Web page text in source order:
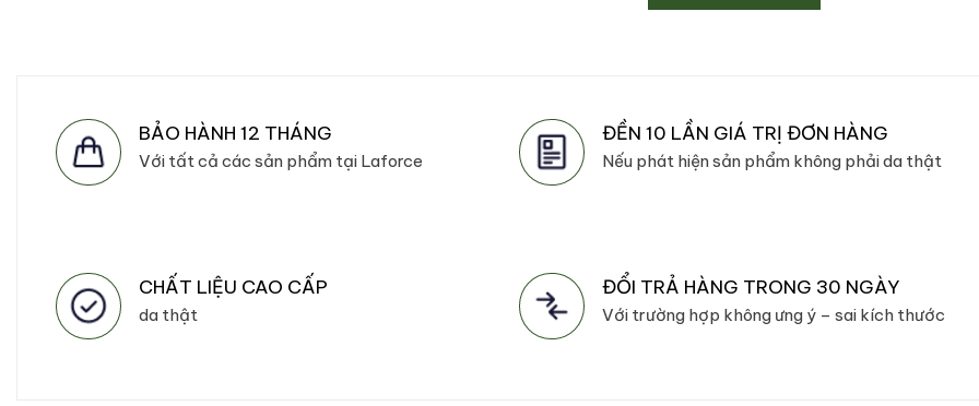
BẢO HÀNH 12 THÁNG
Với tất cả các sản phẩm tại Laforce
ĐỀN 10 LẦN GIÁ TRỊ ĐƠN HÀNG
Nếu phát hiện sản phẩm không phải da thật
CHẤT LIỆU CAO CẤP
da thật
ĐỔI TRẢ HÀNG TRONG 30 NGÀY
Với trường hợp không ưng ý – sai kích thước